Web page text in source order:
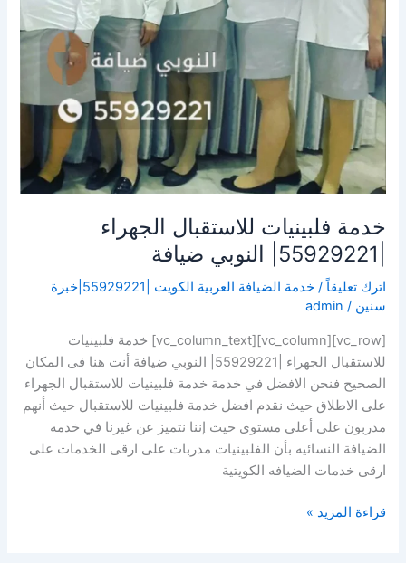
خدمة فلبينيات للاستقبال الجهراء
اترك تعليقاً /
خدمة الضيافة العربية الكويت |55929221|خبرة
سنين /
admin
[vc_row][vc_column][vc_column_text] خدمة فلبينيات
للاستقبال الجهراء |55929221| النوبي ضيافة أنت هنا فى المكان
الصحيح فنحن الافضل في خدمة خدمة فلبينيات للاستقبال الجهراء
على الاطلاق حيث نقدم افضل خدمة فلبينيات للاستقبال حيث أنهم
مدربون على أعلى مستوى حيث إننا نتميز عن غيرنا في خدمه
الضيافة النسائيه بأن الفلبينيات مدربات على ارقى الخدمات على
ارقى خدمات الضيافه الكويتية
قراءة المزيد »